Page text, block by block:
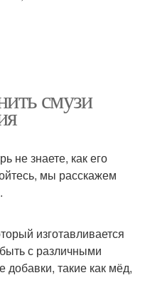
смузи
не знаете, как его
мы расскажем
изготавливается
с различными
добавки, такие как мёд,